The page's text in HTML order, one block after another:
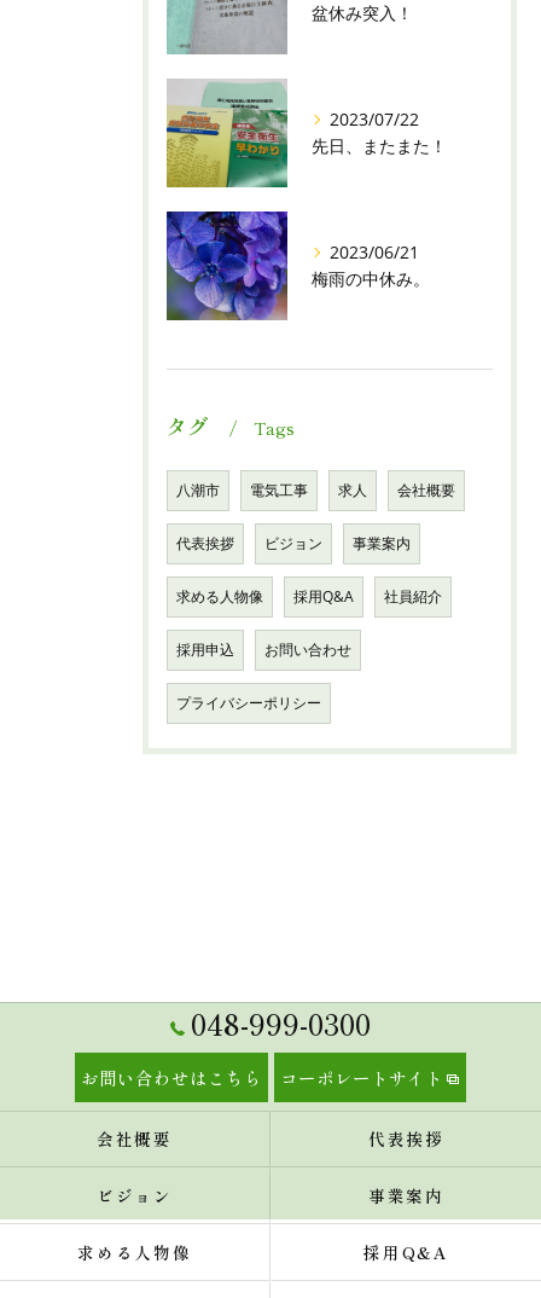
盆休み突入！
2023/07/22
先日、またまた！
2023/06/21
梅雨の中休み。
タグ Tags
八潮市 電気工事 求人 会社概要
代表挨拶 ビジョン 事業案内
求める人物像 採用Q&A 社員紹介
採用申込 お問い合わせ
プライバシーポリシー
048-999-0300
お問い合わせはこちら コーポレートサイト
会社概要 代表挨拶
ビジョン 事業案内
求める人物像 採用Q&A